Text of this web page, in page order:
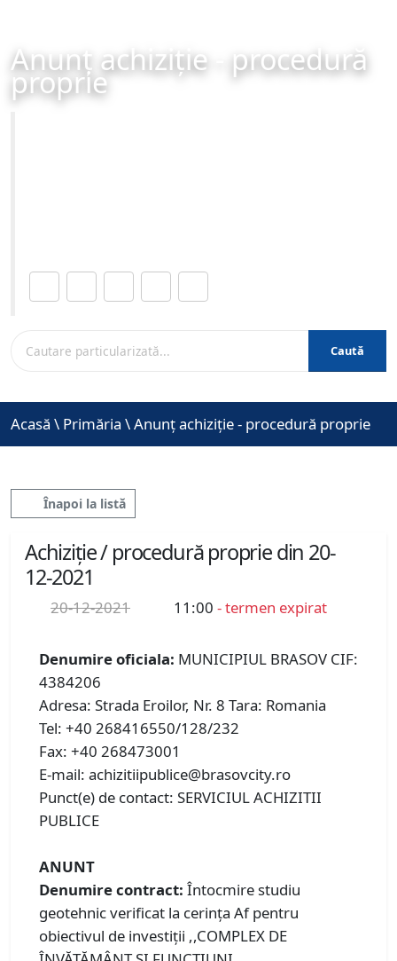
Anunț achiziție - procedură
proprie
Caută
Acasă \ Primăria \Anunț achiziție - procedură proprie
Înapoi la listă
Achiziție / procedură proprie din 20-
12-2021
20-12-2021 11:00 - termen expirat
Denumire oficiala: MUNICIPIUL BRASOV CIF:
4384206
Adresa: Strada Eroilor, Nr. 8 Tara: Romania
Tel: +40 268416550/128/232
Fax: +40 268473001
E-mail: achizitiipublice@brasovcity.ro
Punct(e) de contact: SERVICIUL ACHIZITII
PUBLICE
ANUNT
Denumire contract: Întocmire studiu
geotehnic verificat la cerința Af pentru
obiectivul de investiții ,,COMPLEX DE